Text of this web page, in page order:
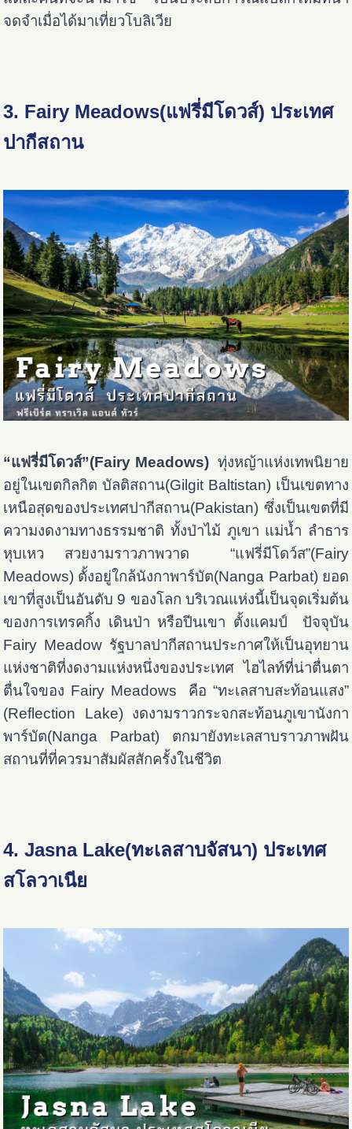
จดจำเมื่อได้มาเที่ยวโบลิเวีย
3. Fairy Meadows(แฟรี่มีโดวส์) ประเทศ
ปากีสถาน
“แฟรี่มีโดวส์”(Fairy Meadows)ทุ่งหญ้าแห่งเทพนิยาย
อยู่ในเขตกิลกิต บัลติสถาน(Gilgit Baltistan) เป็นเขตทาง
เหนือสุดของประเทศปากีสถาน(Pakistan) ซึ่งเป็นเขตที่มี
ความงดงามทางธรรมชาติ ทั้งป่าไม้ ภูเขา แม่น้ำ ลำธาร
หุบเหว สวยงามราวภาพวาด “แฟรี่มีโดว์ส”(Fairy
Meadows) ตั้งอยู่ใกล้นังกาพาร์บัต(Nanga Parbat) ยอด
เขาที่สูงเป็นอันดับ 9 ของโลก บริเวณแห่งนี้เป็นจุดเริ่มต้น
ของการเทรคกิ้ง เดินป่า หรือปีนเขา ตั้งแคมป์ ปัจจุบัน
Fairy Meadow รัฐบาลปากีสถานประกาศให้เป็นอุทยาน
แห่งชาติที่งดงามแห่งหนึ่งของประเทศ ไฮไลท์ที่น่าตื่นตา
ตื่นใจของ Fairy Meadows คือ “ทะเลสาบสะท้อนแสง”
(Reflection Lake) งดงามราวกระจกสะท้อนภูเขานังกา
พาร์บัต(Nanga Parbat) ตกมายังทะเลสาบราวภาพฝัน
สถานที่ที่ควรมาสัมผัสสักครั้งในชีวิต
4. Jasna Lake(ทะเลสาบจัสนา) ประเทศ
สโลวาเนีย